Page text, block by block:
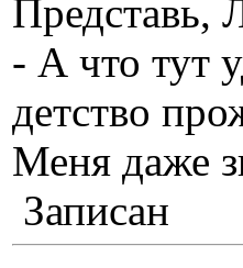
Представь,
- А что тут
детство
Меня даже
Записан